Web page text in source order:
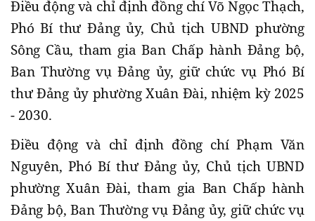
Điều động và chỉ định đồng chí Võ Ngọc Thạch,
Phó Bí thư Đảng ủy, Chủ tịch UBND phường
Sông Cầu, tham gia Ban Chấp hành Đảng bộ,
Ban Thường vụ Đảng ủy, giữ chức vụ Phó Bí
thư Đảng ủy phường Xuân Đài, nhiệm kỳ 2025
- 2030.
Điều động và chỉ định đồng chí Phạm Văn
Nguyên, Phó Bí thư Đảng ủy, Chủ tịch UBND
phường Xuân Đài, tham gia Ban Chấp hành
Đảng bộ, Ban Thường vụ Đảng ủy, giữ chức vụ